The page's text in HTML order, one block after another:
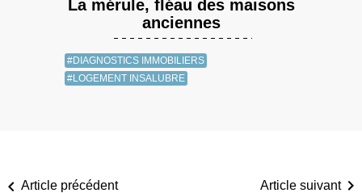
La mérule, fléau des maisons
anciennes
#DIAGNOSTICS IMMOBILIERS
#LOGEMENT INSALUBRE
Article précédent Article suivant